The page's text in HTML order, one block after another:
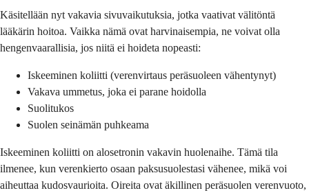
Käsitellään nyt vakavia sivuvaikutuksia, jotka vaativat välitöntä
lääkärin hoitoa. Vaikka nämä ovat harvinaisempia, ne voivat olla
hengenvaarallisia, jos niitä ei hoideta nopeasti:
Iskeeminen koliitti (verenvirtaus peräsuoleen vähentynyt)
Vakava ummetus, joka ei parane hoidolla
Suolitukos
Suolen seinämän puhkeama
Iskeeminen koliitti on alosetronin vakavin huolenaihe. Tämä tila
ilmenee, kun verenkierto osaan paksusuolestasi vähenee, mikä voi
aiheuttaa kudosvaurioita. Oireita ovat äkillinen peräsuolen verenvuoto,